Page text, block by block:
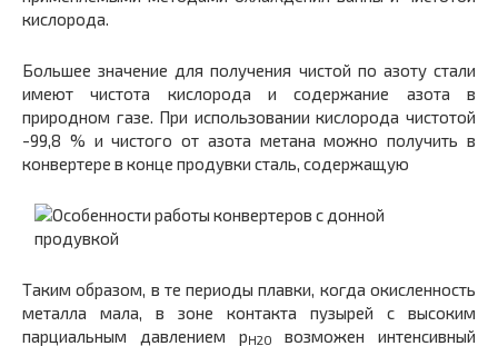
кислорода.
Большее значение для получения чистой по азоту стали
имеют чистота кислорода и содержание азота в
природном газе. При использовании кислорода чистотой
-99,8 % и чистого от азота метана можно получить в
конвертере в конце продувки сталь, содержащую
Таким образом, в те периоды плавки, когда окисленность
металла мала, в зоне контакта пузырей с высоким
парциальным давлением рН2О
возможен интенсивный